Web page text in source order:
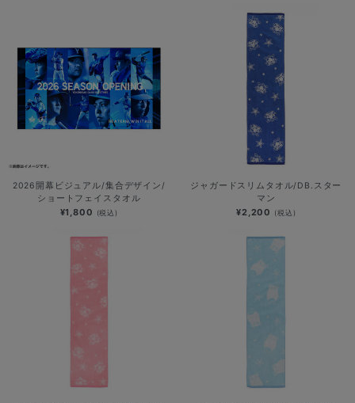
2026開幕ビジュアル/集合デザイン/
ショートフェイスタオル
¥1,800 (税込)
ジャガードスリムタオル/DB.スター
マン
¥2,200 (税込)